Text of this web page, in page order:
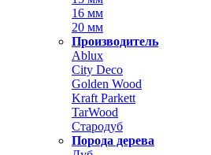
16 мм
20 мм
Производитель
Ablux
City Deco
Golden Wood
Kraft Parkett
TarWood
Стародуб
Порода дерева